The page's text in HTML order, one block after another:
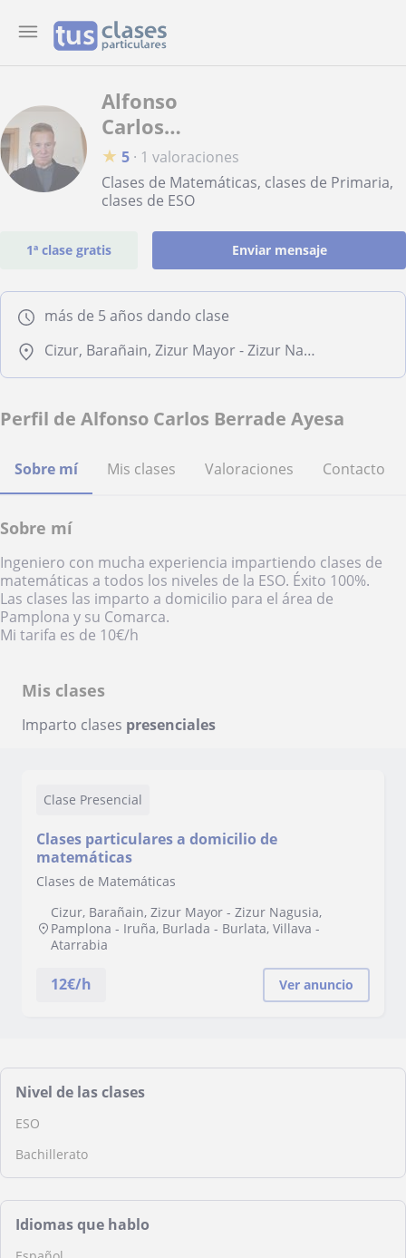
Alfonso
Carlos
Berrade
Ayesa
★ 5 · 1 valoraciones
Clases de Matemáticas, clases de Primaria,
clases de ESO
1ª clase gratis Enviar mensaje
más de 5 años dando clase
Cizur, Barañain, Zizur Mayor - Zizur Nagusia, Pamplona - Iruña, Burlada - Burlata, Villava - Atarrabia
Perfil de Alfonso Carlos Berrade Ayesa
Sobre mí Mis clases Valoraciones Contacto
Sobre mí
Ingeniero con mucha experiencia impartiendo clases de
matemáticas a todos los niveles de la ESO. Éxito 100%.
Las clases las imparto a domicilio para el área de
Pamplona y su Comarca.
Mi tarifa es de 10€/h
Mis clases
Imparto clases presenciales
Clase Presencial
Clases particulares a domicilio de
matemáticas
Clases de Matemáticas
Cizur, Barañain, Zizur Mayor - Zizur Nagusia,
Pamplona - Iruña, Burlada - Burlata, Villava -
Atarrabia
12€/h Ver anuncio
Nivel de las clases
ESO
Bachillerato
Idiomas que hablo